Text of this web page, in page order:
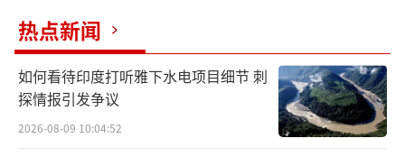
热点新闻
如何看待印度打听雅下水电项目细节 刺
探情报引发争议
2026-08-09 10:04:52